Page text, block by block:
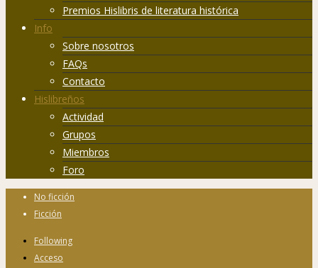
Premios Hislibris de literatura histórica
Info
Sobre nosotros
FAQs
Contacto
Hislibreños
Actividad
Grupos
Miembros
Foro
No ficción
Ficción
Following
Acceso